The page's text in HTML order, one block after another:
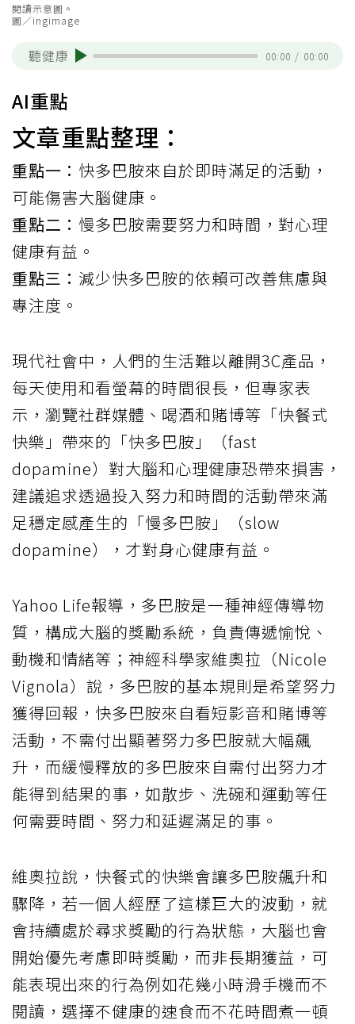
閱讀示意圖。
圖／ingimage
聽健康 00:00 / 00:00
AI重點
文章重點整理：
重點一： 快多巴胺來自於即時滿足的活動，
可能傷害大腦健康。
重點二： 慢多巴胺需要努力和時間，對心理
健康有益。
重點三： 減少快多巴胺的依賴可改善焦慮與
專注度。
現代社會中，人們的生活難以離開3C產品，
每天使用和看螢幕的時間很長，但專家表
示，瀏覽社群媒體、喝酒和賭博等「快餐式
快樂」帶來的「快多巴胺」（fast
dopamine）對大腦和心理健康恐帶來損害，
建議追求透過投入努力和時間的活動帶來滿
足穩定感產生的「慢多巴胺」（slow
dopamine），才對身心健康有益。
Yahoo Life報導，多巴胺是一種神經傳導物
質，構成大腦的獎勵系統，負責傳遞愉悅、
動機和情緒等；神經科學家維奧拉（Nicole
Vignola）說，多巴胺的基本規則是希望努力
獲得回報，快多巴胺來自看短影音和賭博等
活動，不需付出顯著努力多巴胺就大幅飆
升，而緩慢釋放的多巴胺來自需付出努力才
能得到結果的事，如散步、洗碗和運動等任
何需要時間、努力和延遲滿足的事。
維奧拉說，快餐式的快樂會讓多巴胺飆升和
驟降，若一個人經歷了這樣巨大的波動，就
會持續處於尋求獎勵的行為狀態，大腦也會
開始優先考慮即時獎勵，而非長期獲益，可
能表現出來的行為例如花幾小時滑手機而不
閱讀，選擇不健康的速食而不花時間煮一頓